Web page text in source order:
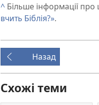
^ Більше інформації
вчить Біблія?».
Назад
Схожі теми